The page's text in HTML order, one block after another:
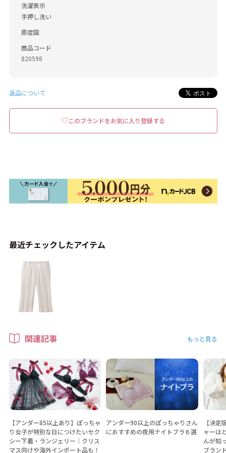
洗濯表示
手押し洗い
原産国
商品コード
820598
返品について
このブランドをお気に入り登録する
最近チェックしたアイテム
関連記事 もっと見る
【アンダー85以上あり】ぽっちゃ
り女子が特別な日につけたいセク
シー下着・ランジェリー│クリス
マス向けや海外インポート品も！
アンダー90以上のぽっちゃりさん
におすすめの夜用ナイトブラ６選
【決
ャーは
んが知
ブラン